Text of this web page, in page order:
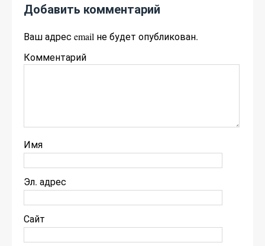
Добавить комментарий
Ваш адрес email не будет опубликован.
Комментарий
Имя
Эл. адрес
Сайт